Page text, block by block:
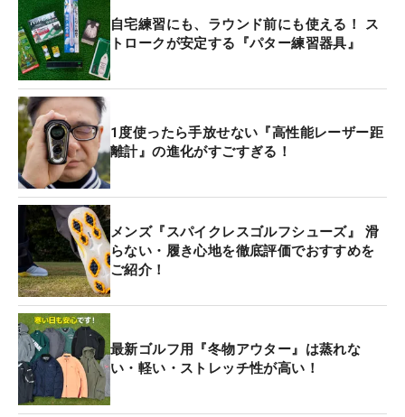
自宅練習にも、ラウンド前にも使える！ ス
トロークが安定する『パター練習器具』
1度使ったら手放せない『高性能レーザー距
離計』の進化がすごすぎる！
メンズ『スパイクレスゴルフシューズ』 滑
らない・履き心地を徹底評価でおすすめを
ご紹介！
最新ゴルフ用『冬物アウター』は蒸れな
い・軽い・ストレッチ性が高い！